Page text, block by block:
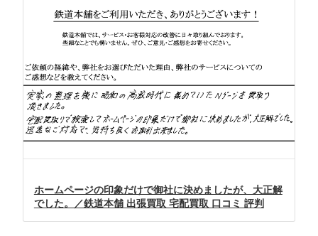
ホームページの印象だけで御社に決めましたが、大正解
でした。／鉄道本舗 出張買取 宅配買取 口コミ 評判